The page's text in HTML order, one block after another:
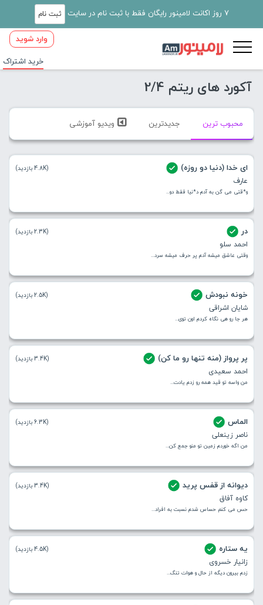
7 روز اکانت لامینور رایگان فقط با ثبت نام در سایت ثبت نام
وارد شوید
خرید اشتراک
آکورد های ریتم 2/4
محبوب ترین جدیدترین ویدیو آموزشی
ای خدا (دنیا دو روزه)
عارف
و*قتی می گن به آدم د*نیا فقط دو...
(4.8K بازدید)
در
احمد سلو
وقتی عاشق میشه آدم پر حرف میشه سرد...
(2.3K بازدید)
خونه نبودش
شایان اشراقی
هر جا رو هی نگاه کردم اون توی...
(2.5K بازدید)
پر پرواز (منه تنها رو ما کن)
احمد سعیدی
من واسه تو قید همه رو زدم یادت...
(3.4K بازدید)
الماس
ناصر زینعلی
من اگه خوردم زمین تو منو جمع کن...
(6.3K بازدید)
دیوانه از قفس پرید
کاوه آفاق
حس می کنم حساس شدم نسبت به افراد...
(3.4K بازدید)
یه ستاره
زانیار خسروی
زدم بیرون دیگه از حال و هوات تنگ...
(4.5K بازدید)